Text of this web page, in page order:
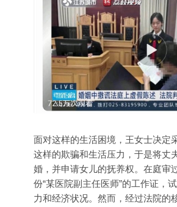
面对这样的生活困境，王女士决定
这样的欺骗和生活压力，于是将丈
婚，并申请女儿的抚养权。在庭审
份“某医院副主任医师”的工作证，
力和经济状况。然而，经过法院的